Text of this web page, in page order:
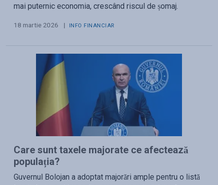
mai puternic economia, crescând riscul de șomaj.
18 martie 2026 | INFO FINANCIAR
Care sunt taxele majorate ce afectează
populația?
Guvernul Bolojan a adoptat majorări ample pentru o listă